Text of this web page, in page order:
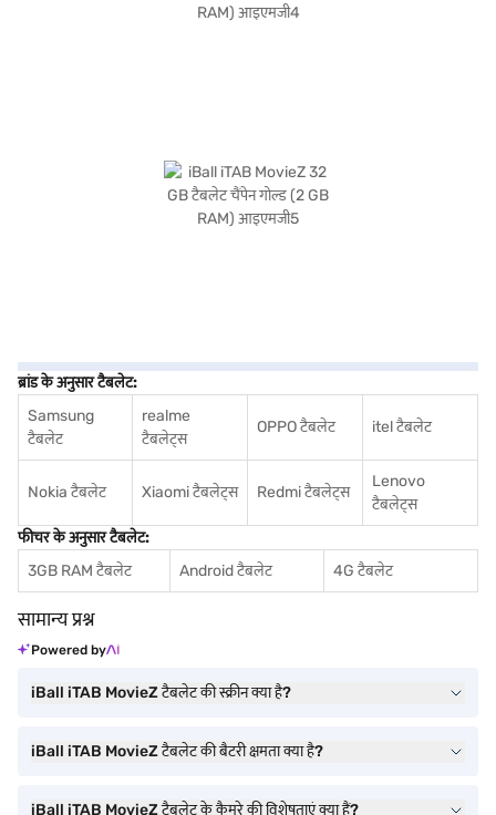
ब्रांड के अनुसार टैबलेट:
Samsung
टैबलेट
realme
टैबलेट्स
OPPO टैबलेट itel टैबलेट
Nokia टैबलेट Xiaomi टैबलेट्स Redmi टैबलेट्स
Lenovo
टैबलेट्स
फीचर के अनुसार टैबलेट:
3GB RAM टैबलेट
Android टैबलेट 4G टैबलेट
सामान्य प्रश्न
Powered by
iBall iTAB MovieZ टैबलेट की स्क्रीन क्या है?
iBall iTAB MovieZ टैबलेट की बैटरी क्षमता क्या है?
iBall iTAB MovieZ टैबलेट के कैमरे की विशेषताएं क्या हैं?